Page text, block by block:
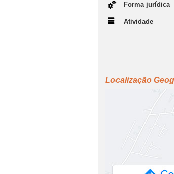
Forma jurídica
Atividade
Localização